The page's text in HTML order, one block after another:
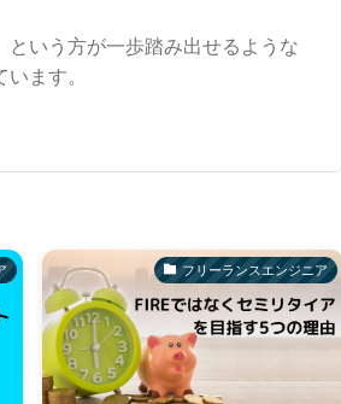
いう方が一歩踏み出せるような
ます。
フリーランスエンジニア